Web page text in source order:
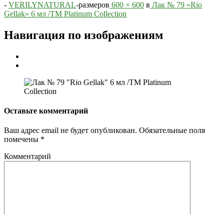
- VERILYNATURAL-размеров 600 × 600 в Лак № 79 «Rio
Gellak» 6 мл /ТМ Platinum Collection
Навигация по изображениям
Оставьте комментарий
Ваш адрес email не будет опубликован. Обязательные поля
помечены *
Комментарий